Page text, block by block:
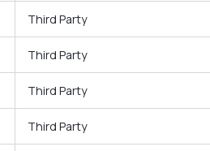
Third Party
Third Party
Third Party
Third Party